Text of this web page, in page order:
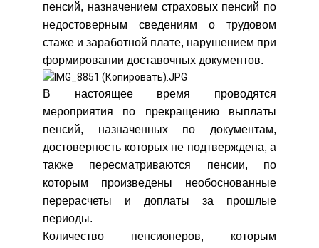
пенсий, назначением страховых пенсий по
недостоверным сведениям о трудовом
стаже и заработной плате, нарушением при
формировании доставочных документов.
В настоящее время проводятся
мероприятия по прекращению выплаты
пенсий, назначенных по документам,
достоверность которых не подтверждена, а
также пересматриваются пенсии, по
которым произведены необоснованные
перерасчеты и доплаты за прошлые
периоды.
Количество пенсионеров, которым